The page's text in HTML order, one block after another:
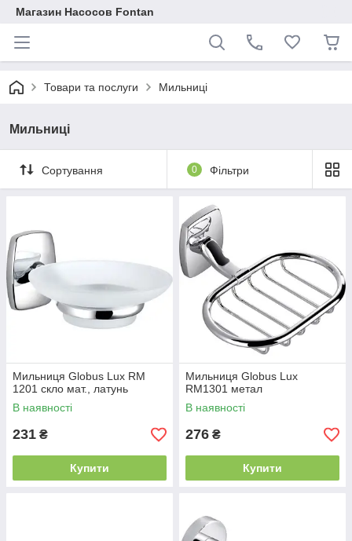
Магазин Насосов Fontan
Товари та послуги Мильниці
Мильниці
Сортування 0 Фільтри
Мильниця Globus Lux RM
1201 скло мат., латунь
В наявності
231 ₴
Купити
Мильниця Globus Lux
RM1301 метал
В наявності
276 ₴
Купити